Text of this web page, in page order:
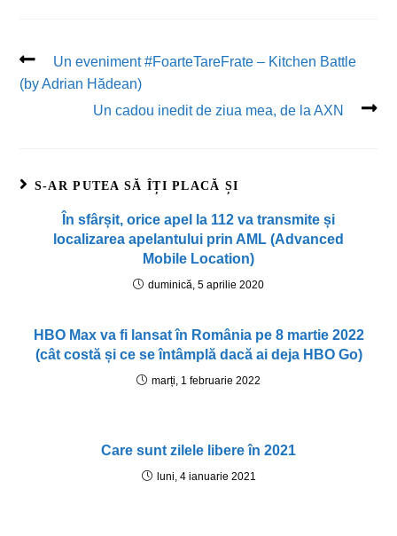
Un eveniment #FoarteTareFrate – Kitchen Battle
(by Adrian Hădean)
Un cadou inedit de ziua mea, de la AXN
S-AR PUTEA SĂ ÎȚI PLACĂ ȘI
În sfârșit, orice apel la 112 va transmite și
localizarea apelantului prin AML (Advanced
Mobile Location)
duminică, 5 aprilie 2020
HBO Max va fi lansat în România pe 8 martie 2022
(cât costă și ce se întâmplă dacă ai deja HBO Go)
marți, 1 februarie 2022
Care sunt zilele libere în 2021
luni, 4 ianuarie 2021